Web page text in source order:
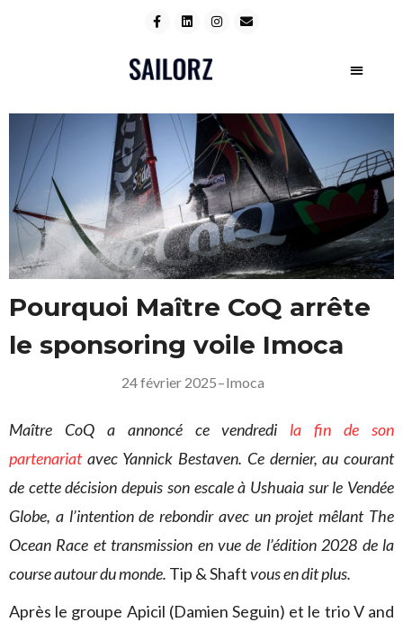
Pourquoi Maître CoQ arrête
le sponsoring voile Imoca
24 février 2025–Imoca
Maître CoQ a annoncé ce vendredi la fin de son
partenariatavec Yannick Bestaven. Ce dernier, au courant
de cette décision depuis son escale à Ushuaia sur le Vendée
Globe, a l’intention de rebondir avec un projet mêlant The
Ocean Race et transmission en vue de l’édition 2028 de la
course autour du monde. Tip & Shaftvous en dit plus.
Après le groupe Apicil (Damien Seguin) et le trio V and